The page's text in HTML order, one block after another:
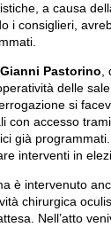
a causa
i consiglieri,
Gianni Pastorino
delle
si
con accesso
già
interventi in
è intervenuto
chirurgica
Nell’atto